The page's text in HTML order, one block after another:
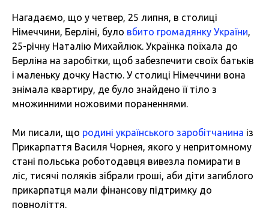
Нагадаємо, що у четвер, 25 липня, в столиці
Німеччини, Берліні, було вбито громадянку України,
25-річну Наталію Михайлюк. Українка поїхала до
Берліна на заробітки, щоб забезпечити своїх батьків
і маленьку дочку Настю. У столиці Німеччини вона
знімала квартиру, де було знайдено її тіло з
множинними ножовими пораненнями.
Ми писали, що родині українського заробітчанина із
Прикарпаття Василя Чорнея, якого у непритомному
стані польська роботодавця вивезла помирати в
ліс, тисячі поляків зібрали гроші, аби діти загиблого
прикарпатця мали фінансову підтримку до
повноліття.